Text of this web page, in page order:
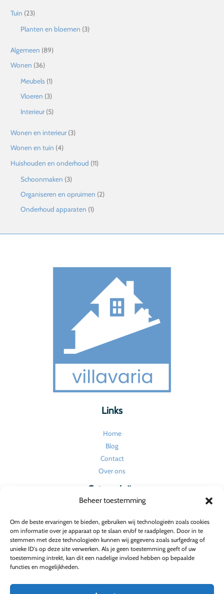
Beheer toestemming
Om de beste ervaringen te bieden, gebruiken wij technologieën zoals cookies
om informatie over je apparaat op te slaan en/of te raadplegen. Door in te
stemmen met deze technologieën kunnen wij gegevens zoals surfgedrag of
unieke ID's op deze site verwerken. Als je geen toestemming geeft of uw
toestemming intrekt, kan dit een nadelige invloed hebben op bepaalde
functies en mogelijkheden.
Tuin (23)
Planten en bloemen (3)
Algemeen (89)
Wonen (36)
Meubels (1)
Vloeren (3)
Interieur(5)
Wonen en interieur(3)
Wonen en tuin (4)
Huishouden en onderhoud (11)
Schoonmaken (3)
Organiseren en opruimen (2)
Onderhoud apparaten (1)
Links
Home
Blog
Contact
Over ons
Categorieën
Tuin
Verbouw en renovatie
Wonen
Wonen en interieur